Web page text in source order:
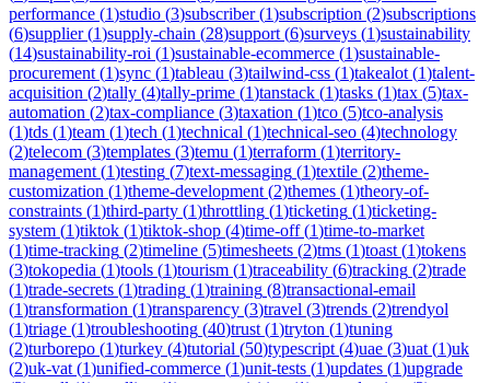
performance (1)studio (3)subscriber(1)subscription (2)subscriptions
(6)supplier(1)supply-chain (28)support (6)surveys (1)sustainability
(14)sustainability-roi (1)sustainable-ecommerce (1)sustainable-
procurement (1)sync (1)tableau (3)tailwind-css (1)takealot (1)talent-
acquisition (2)tally (4)tally-prime (1)tanstack (1)tasks (1)tax (5)tax-
automation (2)tax-compliance (3)taxation (1)tco (5)tco-analysis
(1)tds (1)team (1)tech (1)technical (1)technical-seo (4)technology
(2)telecom (3)templates (3)temu (1)terraform (1)territory-
management (1)testing (7)text-messaging (1)textile (2)theme-
customization (1)theme-development (2)themes (1)theory-of-
constraints (1)third-party (1)throttling (1)ticketing (1)ticketing-
system (1)tiktok (1)tiktok-shop (4)time-off(1)time-to-market
(1)time-tracking (2)timeline (5)timesheets (2)tms (1)toast (1)tokens
(3)tokopedia (1)tools (1)tourism (1)traceability (6)tracking (2)trade
(1)trade-secrets (1)trading (1)training (8)transactional-email
(1)transformation (1)transparency (3)travel (3)trends (2)trendyol
(1)triage (1)troubleshooting (40)trust (1)tryton (1)tuning
(2)turborepo (1)turkey (4)tutorial (50)typescript (4)uae (3)uat (1)uk
(2)uk-vat (1)unified-commerce (1)unit-tests (1)updates (1)upgrade